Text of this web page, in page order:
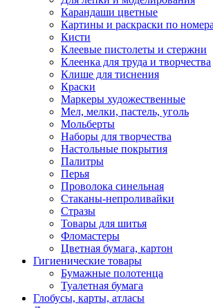
Карандаши цветные
Картины и раскраски по
Кисти
Клеевые пистолеты и стержни
Клеенка для труда и творчества
Клише для тиснения
Краски
Маркеры художественные
Мел, мелки, пастель, уголь
Мольберты
Наборы для творчества
Настольные покрытия
Палитры
Перья
Проволока синельная
Стаканы-непроливайки
Стразы
Товары для шитья
Фломастеры
Цветная бумага, картон
Гигиенические товары
Бумажные полотенца
Туалетная бумага
Глобусы, карты, атласы